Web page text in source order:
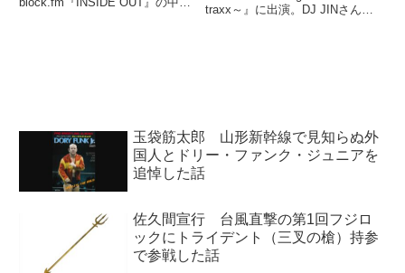
traxx～』に出演。DJ JINさんら
玉袋筋太郎 山形新幹線で見知らぬ外
国人とドリー・ファンク・ジュニアを
追悼した話
佐久間宣行 台風直撃の第1回フジロ
ックにトライデント（三叉の槍）持参
で参戦した話